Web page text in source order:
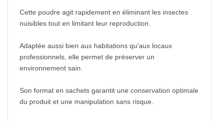
Cette poudre agit rapidement en éliminant les insectes
nuisibles tout en limitant leur reproduction.
Adaptée aussi bien aux habitations qu'aux locaux
professionnels, elle permet de préserver un
environnement sain.
Son format en sachets garantit une conservation optimale
du produit et une manipulation sans risque.